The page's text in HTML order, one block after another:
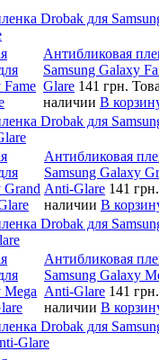
Drobak для
Антибликовая
Samsung Galaxy
Glare 141 грн.
наличии В
Drobak для
Антибликовая
Samsung Galaxy
Anti-Glare 141 грн.
наличии В
Drobak для
Антибликовая
Samsung Galaxy
Anti-Glare 141 грн.
наличии В
Drobak для
Glare